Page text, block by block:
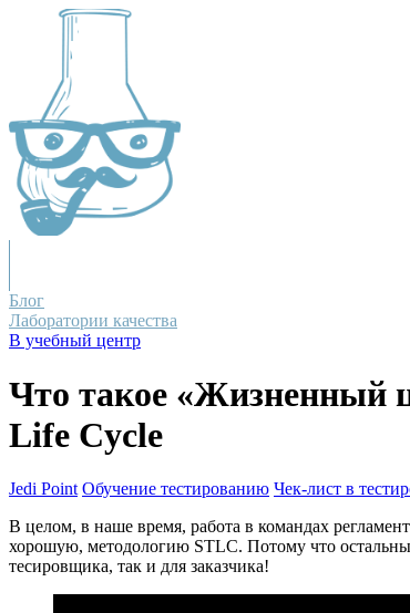
Блог
Лаборатории качества
В учебный центр
Что такое «Жизненный
Life Cycle
Jedi Point Обучение тестированию Чек-лист в
В целом, в наше время, работа в командах
хорошую, методологию STLC. Потому что
тесировщика, так и для заказчика!